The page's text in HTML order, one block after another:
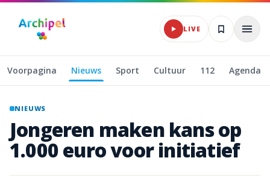
Naar hoofdinhoud
LIVE
Voorpagina Nieuws Sport Cultuur 112 Agenda
NIEUWS
Jongeren maken kansop
1.000eurovoor initiatief